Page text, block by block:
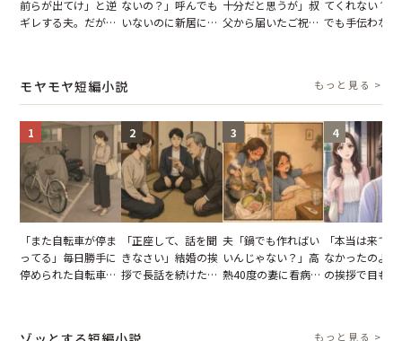
前らが出てけ」と逆
ギレする夫。だが、
ないの？」呼んでも
いないのに新居にあ
十分だと思うが」叔
父から届いたご祝
てくれない？
でも手伝わな
モヤモヤ短編小説 もっと見る >
1
「また自転車が停ま
ってる」毎日勝手に
停められた自転車。
2
「正座して、話を聞
きなさい」結婚の挨
拶で長話を続けた義
3
夫「鍋でも作ればい
いんじゃない？」高
熱40度の妻に看病な
4
「本当は来て
なかったのよ
の挨拶で目も
もっと見る >